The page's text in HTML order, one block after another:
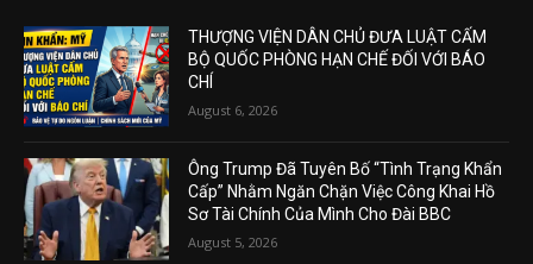
THƯỢNG VIỆN DÂN CHỦ ĐƯA LUẬT CẤM
BỘ QUỐC PHÒNG HẠN CHẾ ĐỐI VỚI BÁO
CHÍ
August 6, 2026
Ông Trump Đã Tuyên Bố “Tình Trạng Khẩn
Cấp” Nhằm Ngăn Chặn Việc Công Khai Hồ
Sơ Tài Chính Của Mình Cho Đài BBC
August 5, 2026